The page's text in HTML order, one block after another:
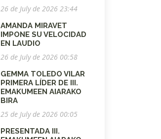
26 de July de 2026 23:44
AMANDA MIRAVET
IMPONE SU VELOCIDAD
EN LAUDIO
26 de July de 2026 00:58
GEMMA TOLEDO VILAR
PRIMERA LÍDER DE III.
EMAKUMEEN AIARAKO
BIRA
25 de July de 2026 00:05
PRESENTADA III.